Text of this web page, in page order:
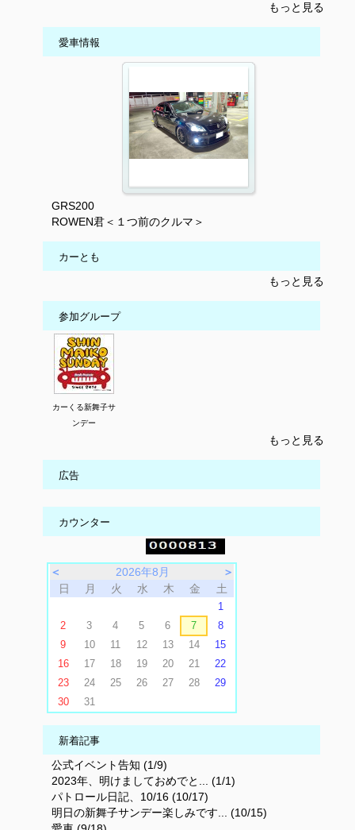
もっと見る
愛車情報
GRS200
ROWEN君＜１つ前のクルマ＞
カーとも
もっと見る
参加グループ
カーくる新舞子サ
ンデー
もっと見る
広告
カウンター
＜ 2026年8月
＞
日
月 火 水 木 金 土
1
2
3 4 5 6 7
8
9
10 11 12 13 14
15
16
17 18 19 20 21
22
23
24 25 26 27 28
29
30
31
新着記事
公式イベント告知 (1/9)
2023年、明けましておめでと... (1/1)
パトロール日記、10/16 (10/17)
明日の新舞子サンデー楽しみです... (10/15)